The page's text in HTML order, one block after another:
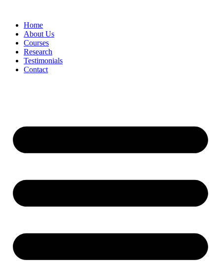
contentHome
About Us
Courses
Research
Testimonials
Contact